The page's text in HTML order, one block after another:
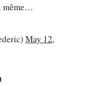
même…
May 12,